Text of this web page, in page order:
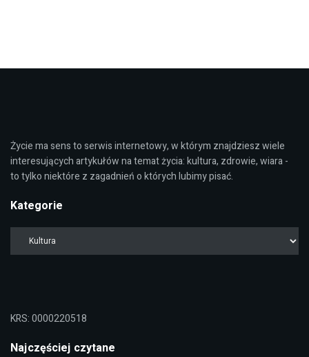
Życie ma sens to serwis internetowy, w którym znajdziesz wiele
interesujących artykułów na temat życia: kultura, zdrowie, wiara -
to tylko niektóre z zagadnień o których lubimy pisać.
Kategorie
KRS: 0000220518
Najczęściej czytane